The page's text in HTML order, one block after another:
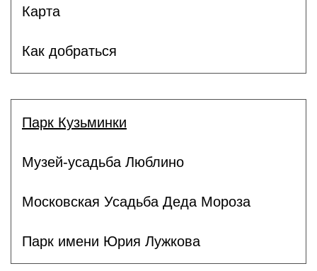
Карта
Как добраться
Парк Кузьминки
Музей-усадьба Люблино
Московская Усадьба Деда Мороза
Парк имени Юрия Лужкова